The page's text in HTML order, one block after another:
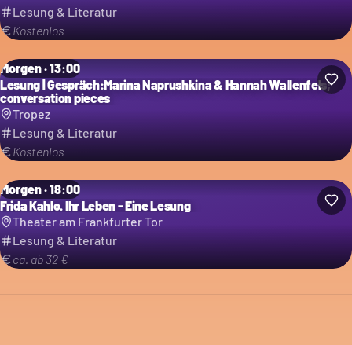
Lesung & Literatur
Kostenlos
Morgen · 13:00
Lesung | Gespräch:Marina Naprushkina & Hannah Wallenfels;
conversation pieces
Tropez
Lesung & Literatur
Kostenlos
Morgen · 18:00
Frida Kahlo. Ihr Leben - Eine Lesung
Theater am Frankfurter Tor
Lesung & Literatur
ca. ab 32 €